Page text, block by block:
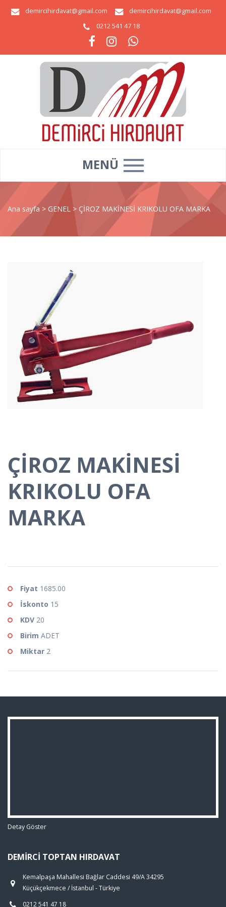
demircihirdavat@gmail.com
demircihirdavat@gmail.com
0212 541 47 18
MENÜ
Ana sayfa > GENEL > ÇİROZ MAKİNESİ KRIKOLU OFA MARKA
ÇİROZ MAKİNESİ
KRIKOLU OFA
MARKA
Fiyat 1685.00
İskonto 15
KDV 20
Birim ADET
Miktar 2
Detay Göster
DEMIRCI TOPTAN HIRDAVAT
Kemalpaşa Mahallesi Bağlar Caddesi 49/A 34295
Küçükçekmece / İstanbul - Türkiye
0212 541 47 18